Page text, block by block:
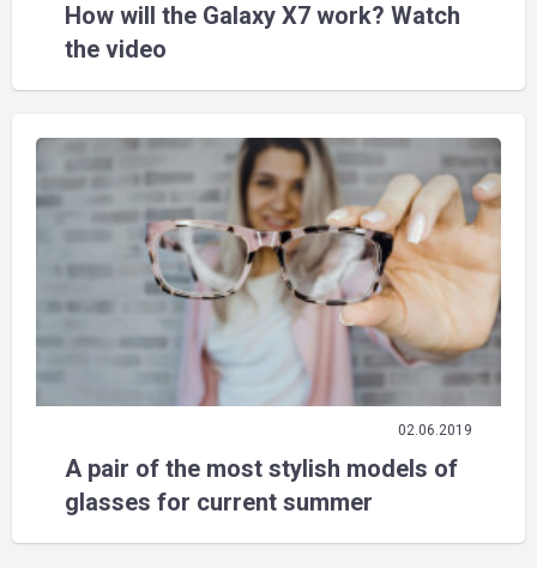
How will the Galaxy X7 work? Watch
the video
02.06.2019
A pair of the most stylish models of
glasses for current summer